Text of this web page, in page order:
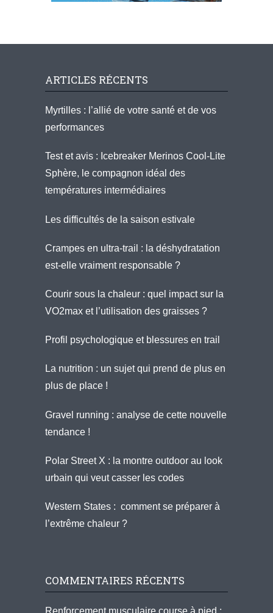
ARTICLES RÉCENTS
Myrtilles : l’allié de votre santé et de vos
performances
Test et avis : Icebreaker Merinos Cool-Lite
Sphère, le compagnon idéal des
températures intermédiaires
Les difficultés de la saison estivale
Crampes en ultra-trail : la déshydratation
est-elle vraiment responsable ?
Courir sous la chaleur : quel impact sur la
VO2max et l’utilisation des graisses ?
Profil psychologique et blessures en trail
La nutrition : un sujet qui prend de plus en
plus de place !
Gravel running : analyse de cette nouvelle
tendance !
Polar Street X : la montre outdoor au look
urbain qui veut casser les codes
Western States : comment se préparer à
l’extrême chaleur ?
COMMENTAIRES RÉCENTS
Renforcement musculaire course à pied :